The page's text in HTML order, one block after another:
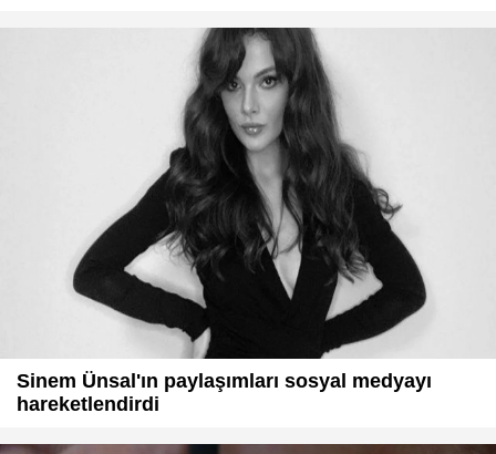
Sinem Ünsal'ın paylaşımları sosyal medyayı
hareketlendirdi